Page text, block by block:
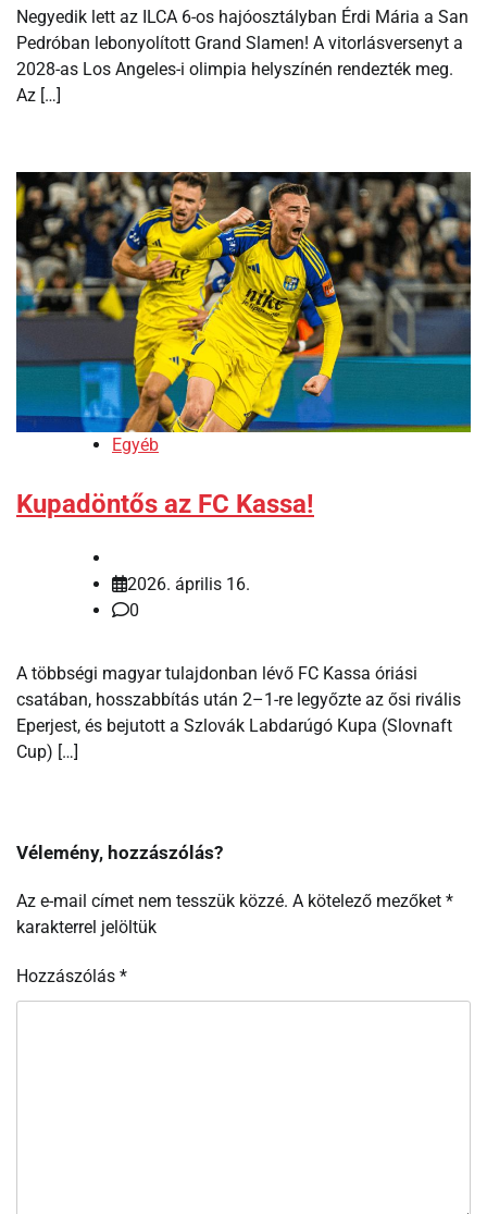
Negyedik lett az ILCA 6-os hajóosztályban Érdi Mária a San
Pedróban lebonyolított Grand Slamen! A vitorlásversenyt a
2028-as Los Angeles-i olimpia helyszínén rendezték meg.
Az […]
Egyéb
Kupadöntős az FC Kassa!
2026. április 16.
0
A többségi magyar tulajdonban lévő FC Kassa óriási
csatában, hosszabbítás után 2–1-re legyőzte az ősi rivális
Eperjest, és bejutott a Szlovák Labdarúgó Kupa (Slovnaft
Cup) […]
Vélemény, hozzászólás?
Az e-mail címet nem tesszük közzé. A kötelező mezőket *
karakterrel jelöltük
Hozzászólás *